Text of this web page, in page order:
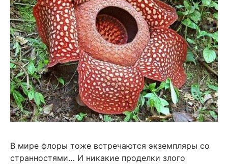
В мире флоры тоже встречаются экземпляры со
странностями… И никакие проделки злого